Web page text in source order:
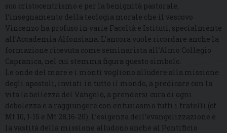
suo cristocentrismo e per la benignità pastorale,
l’insegnamento della teologia morale che il vescovo
Vincenzo ha profuso in varie Facoltà e Istituti, specialmente
all’Accademia Alfonsiana. L’ancora vuole ricordare anche la
formazione ricevuta come seminarista all’Almo Collegio
Capranica, nel cui stemma figura questo simbolo.
Le onde del mare e i monti vogliono alludere alla missione
degli apostoli, inviati in tutto il mondo, a predicare con la
vita la bellezza del Vangelo, a prendersi cura di ogni
debolezza e a raggiungere con entusiasmo tutti i fratelli (cf.
Mt 10, 1-15 e Mt 28,16-20). L’esigenza dell’evangelizzazione e
la vastità della missione alludono anche al Pontificio